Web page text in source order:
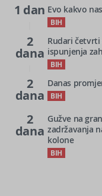
1 dan Evo kakvo
BIH
2
dana
Rudari četvrti
ispunjenja
BIH
2
dana
Danas
BIH
2
dana
Gužve na
zadržavanja
kolone
BIH